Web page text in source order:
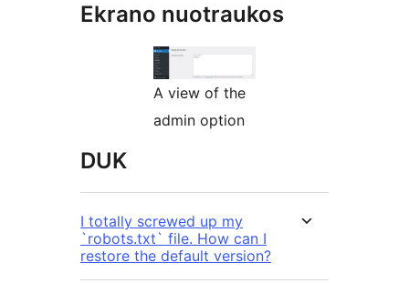
Ekrano nuotraukos
A view of the
admin option
DUK
I totally screwed up my
`robots.txt` file. How can I
restore the default version?